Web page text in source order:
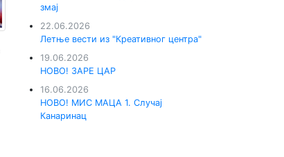
змај
22.06.2026
Летње вести из "Креативног центра"
19.06.2026
НОВО! ЗАРЕ ЦАР
16.06.2026
НОВО! МИС МАЦА 1. Случај
Канаринац